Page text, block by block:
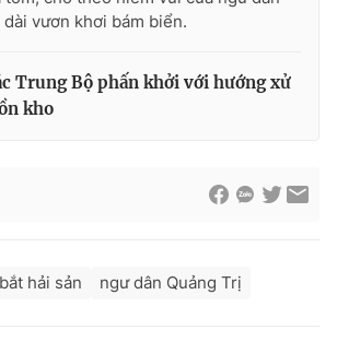
Đài Truyền hình Việt Nam
vươn khơi bám biển.
Trung Bộ phấn khởi với hướng xử
kho
hải sản ngư dân Quảng Trị